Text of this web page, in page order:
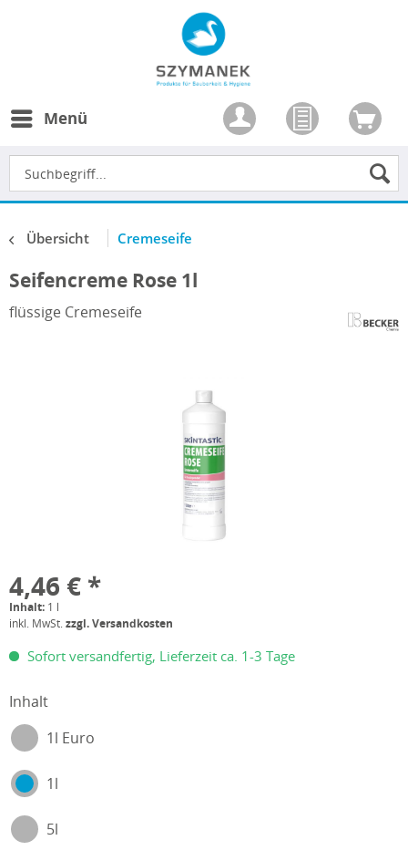
Menü
Übersicht Cremeseife
Seifencreme Rose 1l
flüssige Cremeseife
4,46 € *
Inhalt: 1 l
inkl. MwSt.zzgl. Versandkosten
Sofort versandfertig, Lieferzeit ca. 1-3 Tage
Inhalt
1l Euro
1l
5l